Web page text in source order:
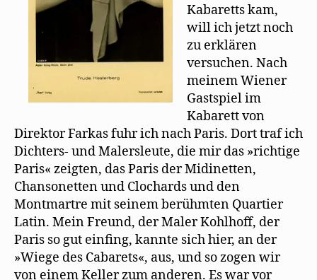
Kabaretts kam,
will ich jetzt noch
zu erklären
versuchen. Nach
meinem Wiener
Gastspiel im
Kabarett von
Direktor Farkas fuhr ich nach Paris. Dort traf ich
Dichters- und Malersleute, die mir das »richtige
Paris« zeigten, das Paris der Midinetten,
Chansonetten und Clochards und den
Montmartre mit seinem berühmten Quartier
Latin. Mein Freund, der Maler Kohlhoff, der
Paris so gut einfing, kannte sich hier, an der
»Wiege des Cabarets«, aus, und so zogen wir
von einem Keller zum anderen. Es war vor